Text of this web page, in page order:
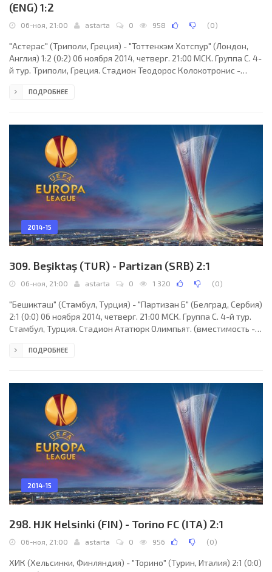
(ENG) 1:2
06-ноя, 21:00 astarta 0 958 (0)
"Астерас" (Триполи, Греция) - "Тоттенхэм Хотспур" (Лондон,
Англия) 1:2 (0:2) 06 ноября 2014, четверг. 21:00 МСК. Группа C. 4-
й тур. Триполи, Греция. Стадион Теодорос Колокотронис -
Эстрада (Лерида, Испания), Хосе Миранда (Испания), Хавьер
Халифа Санкаре, Брайан Льюй, Хуан Мунафо (Яннис Янниотас,
81), Фернандо Усеро (к), Диего
ПОДРОБНЕЕ
2014-15
309. Beşiktaş (TUR) - Partizan (SRB) 2:1
06-ноя, 21:00 astarta 0 1 320 (0)
"Бешикташ" (Стамбул, Турция) - "Партизан Б" (Белград, Сербия)
2:1 (0:0) 06 ноября 2014, четверг. 21:00 МСК. Группа C. 4-й тур.
Стамбул, Турция. Стадион Ататюрк Олимпьят. (вместимость -
Оницэ (Румыния), Октавиан Шовре (Румыния). Резервный: Раду
Вели Кавлак, Гёкхан Тёре (Неджип Уйсал, 90), Огузхан Озьякуп
(Хосе Эрнесто Соса,
ПОДРОБНЕЕ
2014-15
298. HJK Helsinki (FIN) - Torino FC (ITA) 2:1
06-ноя, 21:00 astarta 0 956 (0)
ХИК (Хельсинки, Финляндия) - "Торино" (Турин, Италия) 2:1 (0:0)